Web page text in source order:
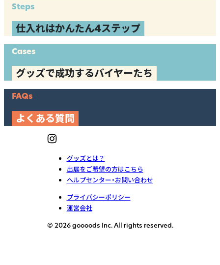
Steps
仕入れはかんたん4ステップ
Cases
グッズで成功するバイヤーたち
FAQs
よくある質問
グッズとは？
出展をご希望の方はこちら
ヘルプセンター・お問い合わせ
プライバシーポリシー
運営会社
© 2026 goooods Inc. All rights reserved.